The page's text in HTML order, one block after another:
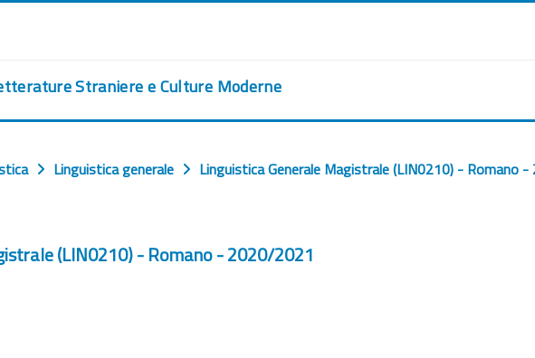
Straniere e Culture Moderne
Linguistica generale Linguistica Generale Magistrale (LIN0210) - Romano
(LIN0210) - Romano - 2020/2021